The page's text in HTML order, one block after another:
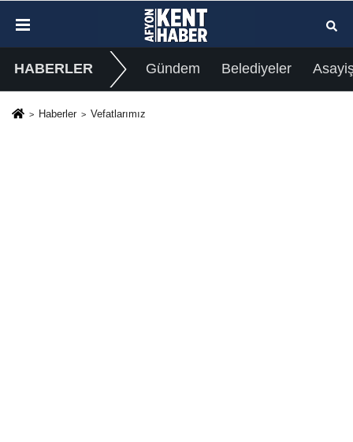
HABERLER Gündem Belediyeler
Haberler Vefatlarımız